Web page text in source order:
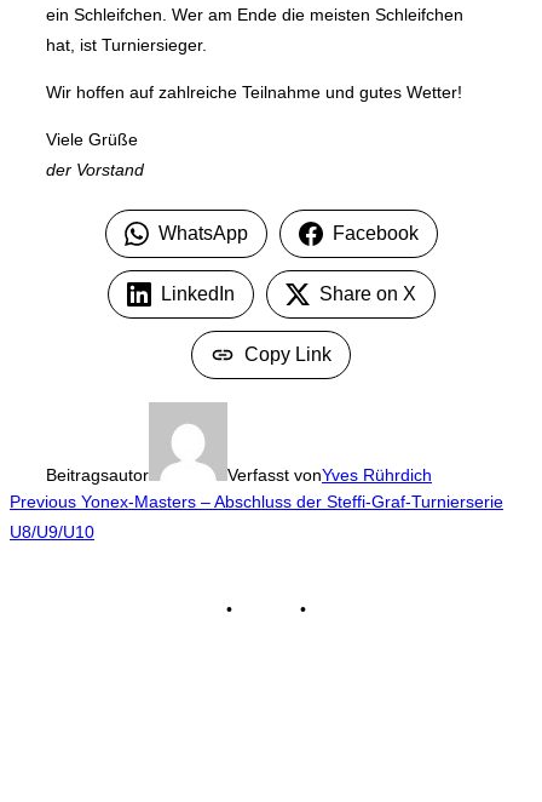
ein Schleifchen. Wer am Ende die meisten Schleifchen
hat, ist Turniersieger.
Wir hoffen auf zahlreiche Teilnahme und gutes Wetter!
Viele Grüße
der Vorstand
WhatsApp Facebook
LinkedIn Share on X
Copy Link
Beitragsautor Verfasst vonYves Rührdich
Beitragsnavigation
Previous
Previous Yonex-Masters – Abschluss der Steffi-Graf-Turnierserie
U8/U9/U10
• •